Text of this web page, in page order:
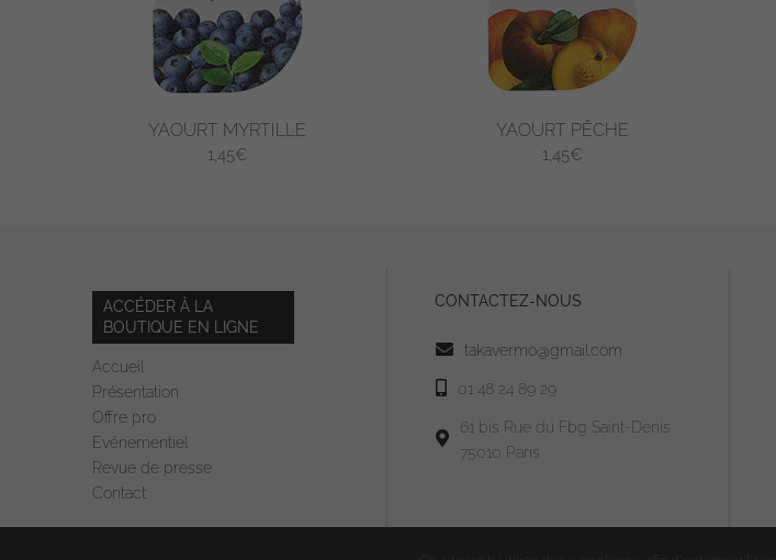
YAOURT MYRTILLE
1,45€
YAOURT PÊCHE
1,45€
ACCÉDER À LA
BOUTIQUE EN LIGNE
Accueil
Présentation
Offre pro
Evénementiel
Revue de presse
Contact
CONTACTEZ-NOUS
takavermo@gmail.com
01 48 24 89 29
61 bis Rue du Fbg Saint-Denis
75010 Paris